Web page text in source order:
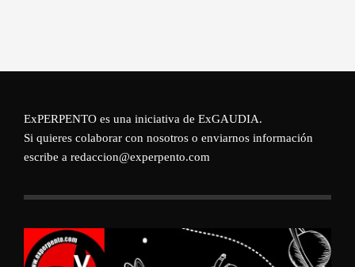
ExPERPENTO es una iniciativa de ExGAUDIA.
Si quieres colaborar con nosotros o enviarnos información
escribe a redaccion@experpento.com